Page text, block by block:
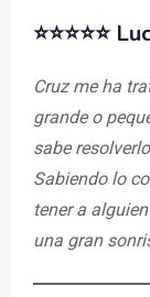
⭐⭐⭐⭐⭐
Cruz me ha
grande o
sabe
Sabiendo lo
tener a
una gran